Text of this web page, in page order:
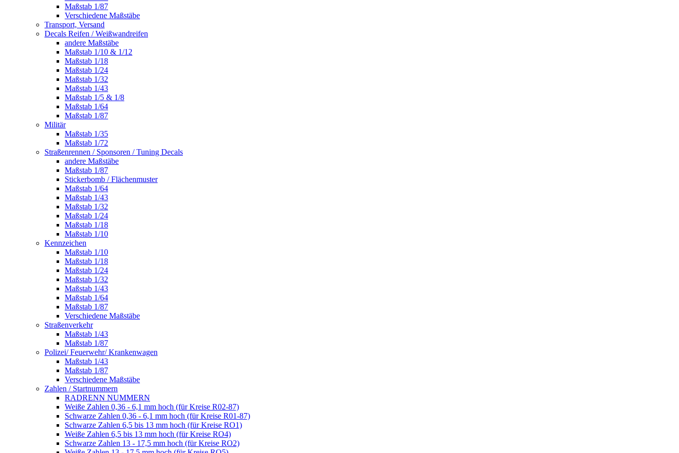
Maßstab 1/87
Verschiedene Maßstäbe
Transport, Versand
Decals Reifen / Weißwandreifen
andere Maßstäbe
Maßstab 1/10 & 1/12
Maßstab 1/18
Maßstab 1/24
Maßstab 1/32
Maßstab 1/43
Maßstab 1/5 & 1/8
Maßstab 1/64
Maßstab 1/87
Militär
Maßstab 1/35
Maßstab 1/72
Straßenrennen / Sponsoren / Tuning Decals
andere Maßstäbe
Maßstab 1/87
Stickerbomb / Flächenmuster
Maßstab 1/64
Maßstab 1/43
Maßstab 1/32
Maßstab 1/24
Maßstab 1/18
Maßstab 1/10
Kennzeichen
Maßstab 1/10
Maßstab 1/18
Maßstab 1/24
Maßstab 1/32
Maßstab 1/43
Maßstab 1/64
Maßstab 1/87
Verschiedene Maßstäbe
Straßenverkehr
Maßstab 1/43
Maßstab 1/87
Polizei/ Feuerwehr/ Krankenwagen
Maßstab 1/43
Maßstab 1/87
Verschiedene Maßstäbe
Zahlen / Startnummern
RADRENN NUMMERN
Weiße Zahlen 0,36 - 6,1 mm hoch (für Kreise R02-87)
Schwarze Zahlen 0,36 - 6,1 mm hoch (für Kreise R01-87)
Schwarze Zahlen 6,5 bis 13 mm hoch (für Kreise RO1)
Weiße Zahlen 6,5 bis 13 mm hoch (für Kreise RO4)
Schwarze Zahlen 13 - 17,5 mm hoch (für Kreise RO2)